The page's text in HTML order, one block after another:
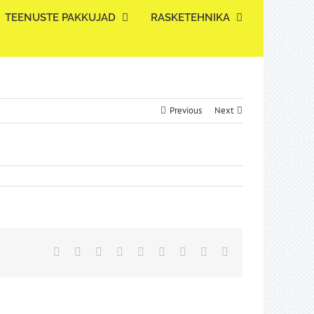
TEENUSTE PAKKUJAD RASKETEHNIKA
Previous Next
Facebook
TwitterReddit LinkedInWhatsApp
TumblrPinterest